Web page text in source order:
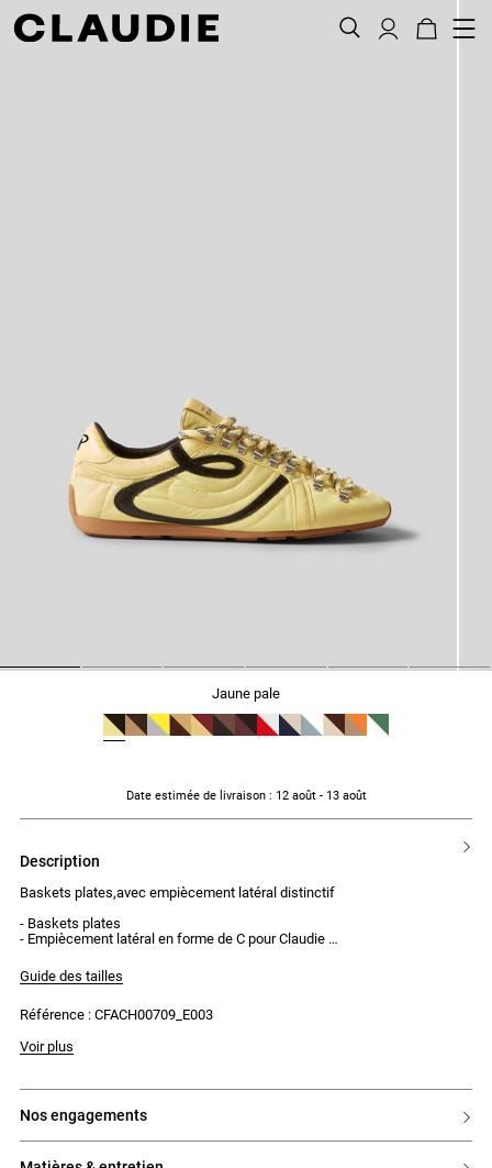
jaune pale
Date estimée de livraison: 12 août - 13 août
description
Baskets plates,avec empiècement latéral distinctif
- Baskets plates
- Empiècement latéral en forme de C pour Claudie
- Lacets contrastés
- Fabriquées au Portugal
Guide des tailles
Référence : CFACH00709_E003
Voir plus
nos engagements